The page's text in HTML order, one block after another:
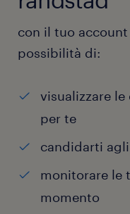
con il tuo
possibilità di:
visualizzare
per te
candidarti
monitorare le
momento